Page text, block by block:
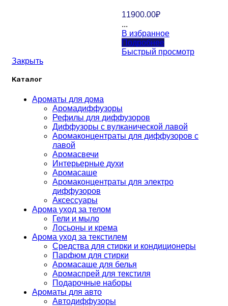
Закрыть
Каталог
Ароматы для дома
Аромадиффузоры
Рефилы для диффузоров
Диффузоры с вулканической лавой
Аромаконцентраты для диффузоров с
лавой
Аромасвечи
Интерьерные духи
Аромасаше
Аромаконцентраты для электро
диффузоров
Аксессуары
Арома уход за телом
Гели и мыло
Лосьоны и крема
Арома уход за текстилем
Средства для стирки и кондиционеры
Парфюм для стирки
Аромасаше для белья
Аромаспрей для текстиля
Подарочные наборы
Ароматы для авто
Автодиффузоры
11900.00₽
...
В избранное
Подробнее
Быстрый просмотр